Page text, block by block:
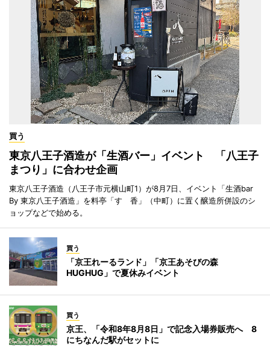
買う
東京八王子酒造が「生酒バー」イベント 「八王子
まつり」に合わせ企画
東京八王子酒造（八王子市元横山町1）が8月7日、イベント「生酒bar
By 東京八王子酒造」を料亭「すゞ香」（中町）に置く醸造所併設のシ
ョップなどで始める。
買う
「京王れーるランド」「京王あそびの森
HUGHUG」で夏休みイベント
買う
京王、「令和8年8月8日」で記念入場券販売へ 8
にちなんだ駅がセットに